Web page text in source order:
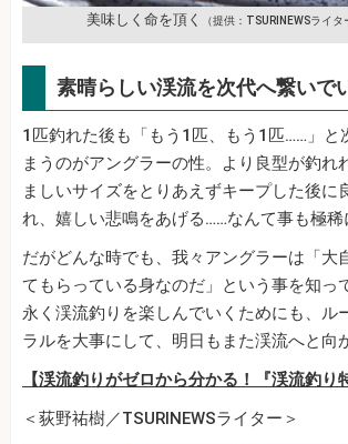
美味しく命を頂く （提供：TSURINEWSライタ
素晴らしい渓流を次代へ繋いで
1匹釣れた後も「もう1匹、もう1匹……」と
まうのがアングラーの性。より良型が釣れ
ましいサイズをとりあえずキープした後に
れ、嬉しい悲鳴をあげる……なんて事も極稀
だがどんな時でも、我々アングラーは「大
てもらっている身なのだ」という事を知っ
永く渓流釣りを楽しんでいくためにも、ル
ラルを大事にして、明日もまた渓流へと向
【渓流釣りがゼロから分かる！『渓流釣り
＜荻野祐樹／TSURINEWSライター＞